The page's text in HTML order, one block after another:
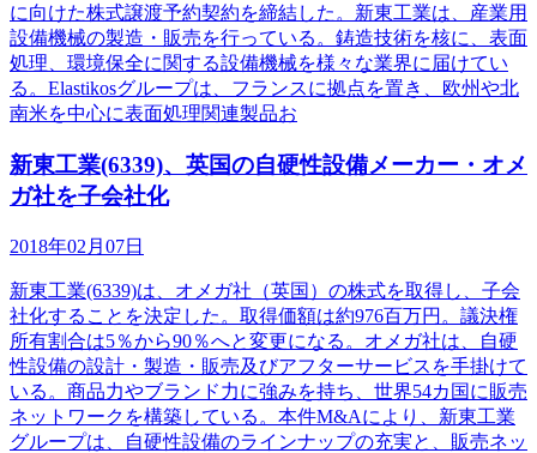
に向けた株式譲渡予約契約を締結した。新東工業は、産業用
設備機械の製造・販売を行っている。鋳造技術を核に、表面
処理、環境保全に関する設備機械を様々な業界に届けてい
る。Elastikosグループは、フランスに拠点を置き、欧州や北
南米を中心に表面処理関連製品お
新東工業(6339)、英国の自硬性設備メーカー・オメ
ガ社を子会社化
2018年02月07日
新東工業(6339)は、オメガ社（英国）の株式を取得し、子会
社化することを決定した。取得価額は約976百万円。議決権
所有割合は5％から90％へと変更になる。オメガ社は、自硬
性設備の設計・製造・販売及びアフターサービスを手掛けて
いる。商品力やブランド力に強みを持ち、世界54カ国に販売
ネットワークを構築している。本件M&Aにより、新東工業
グループは、自硬性設備のラインナップの充実と、販売ネッ